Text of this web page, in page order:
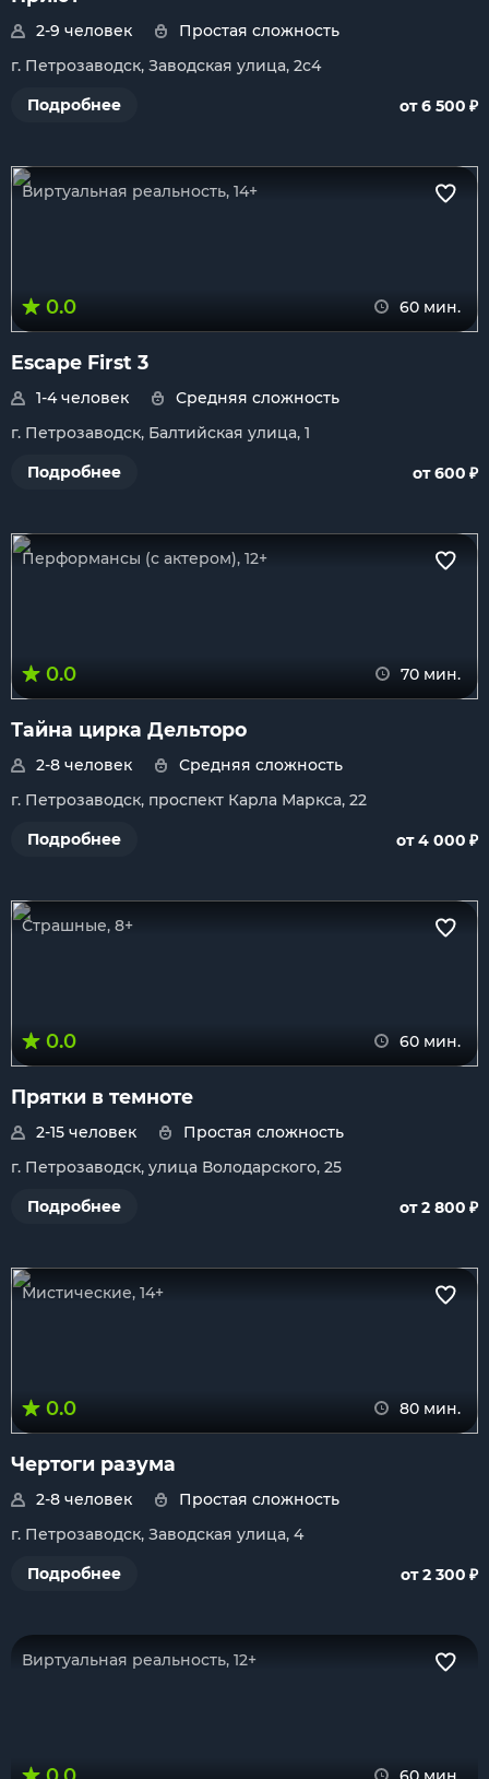
2-9 человек
Простая сложность
г. Петрозаводск, Заводская улица, 2с4
Подробнее
от 6 500 ₽
Виртуальная реальность, 14+
0.0 60 мин.
Escape First 3
1-4 человек
Средняя сложность
г. Петрозаводск, Балтийская улица, 1
Подробнее
от 600 ₽
Перформансы (с актером), 12+
0.0 70 мин.
Тайна цирка Дельторо
2-8 человек
Средняя сложность
г. Петрозаводск, проспект Карла Маркса, 22
Подробнее
от 4 000 ₽
Страшные, 8+
0.0 60 мин.
Прятки в темноте
2-15 человек
Простая сложность
г. Петрозаводск, улица Володарского, 25
Подробнее
от 2 800 ₽
Мистические, 14+
0.0 80 мин.
Чертоги разума
2-8 человек
Простая сложность
г. Петрозаводск, Заводская улица, 4
Подробнее
от 2 300 ₽
Виртуальная реальность, 12+